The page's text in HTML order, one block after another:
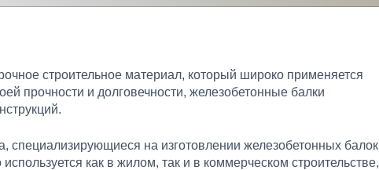
строительное материал, который широко применяется
прочности и долговечности, железобетонные балки
специализирующиеся на изготовлении железобетонных балок
как в жилом, так и в коммерческом строительстве,